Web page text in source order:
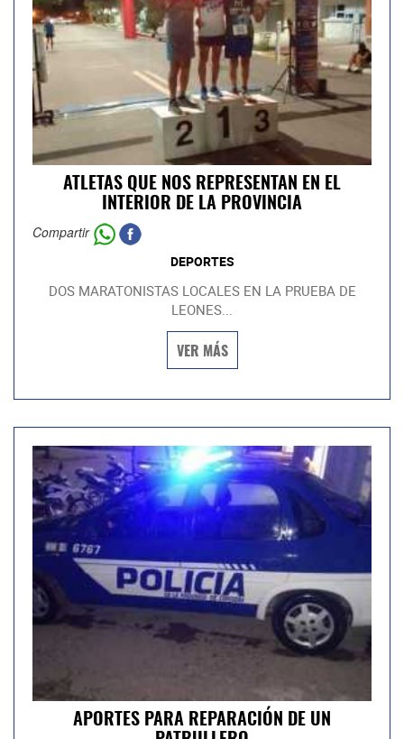
ATLETAS QUE NOS REPRESENTAN EN EL
INTERIOR DE LA PROVINCIA
Compartir
DEPORTES
DOS MARATONISTAS LOCALES EN LA PRUEBA DE
LEONES...
VER MÁS
APORTES PARA REPARACIÓN DE UN